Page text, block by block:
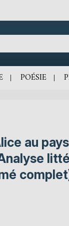
POÉSIE
au